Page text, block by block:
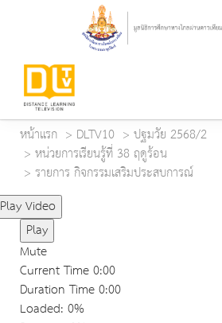
หน้าแรก DLTV10
ปฐมวัย 2568/2
หน่วยการเรียนรู้ที่ 38 ฤดูร้อน
รายการ กิจกรรมเสริมประสบการณ์
Play Video
Play
Mute
Current Time0:00
Duration Time0:00
Loaded: 0%